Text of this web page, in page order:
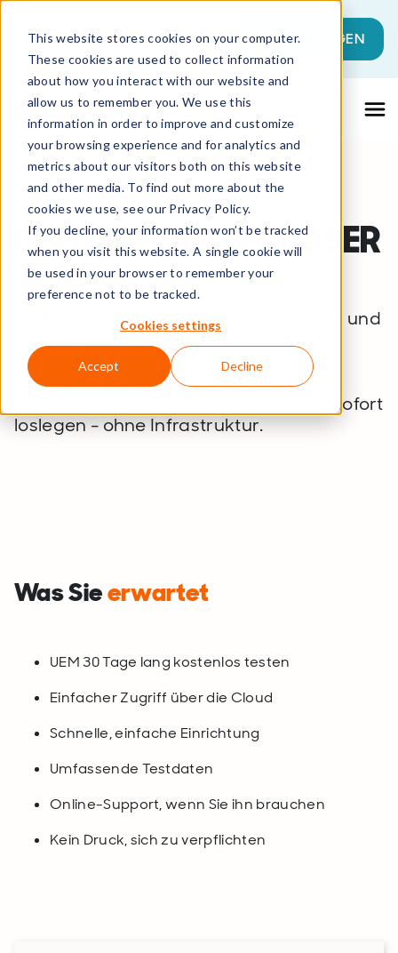
This website stores cookies on your computer.
These cookies are used to collect information
about how you interact with our website and
allow us to remember you. We use this
information in order to improve and customize
your browsing experience and for analytics and
metrics about our visitors both on this website
and other media. To find out more about the
cookies we use, see our Privacy Policy.
If you decline, your information won’t be tracked
when you visit this website. A single cookie will
be used in your browser to remember your
preference not to be tracked.
Cookies settings
Accept Decline
Dies ist ein Suchfeld mit einer
Es gibt keine Vorschläge, da das
JETZT LOSLEGEN
UEM:IHR KOSTENLOSER
TEST
Testen Sie UEM 30 Tage lang kostenlos und
sehen Sie selbst, wie das zentrale
Gerätemanagement Ihre Anwender
produktiver machen kann. Mit dem
einfachen Cloud-Zugang können Sie sofort
loslegen - ohne Infrastruktur.
Was Sieerwartet
UEM 30 Tage lang kostenlos testen
Einfacher Zugriff über die Cloud
Schnelle, einfache Einrichtung
Umfassende Testdaten
Online-Support, wenn Sie ihn brauchen
Kein Druck, sich zu verpflichten